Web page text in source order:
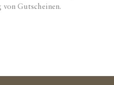
Gutscheinen.